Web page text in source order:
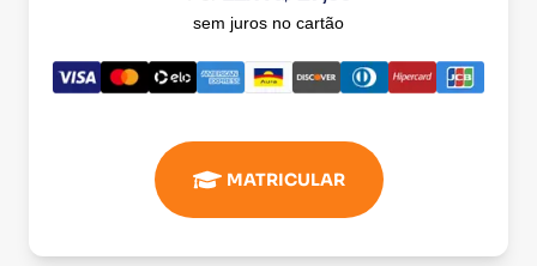
sem juros no cartão
MATRICULAR